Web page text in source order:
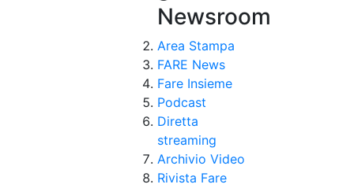
Newsroom
Area Stampa
FARE News
Fare Insieme
Podcast
Diretta
streaming
Archivio Video
Rivista Fare